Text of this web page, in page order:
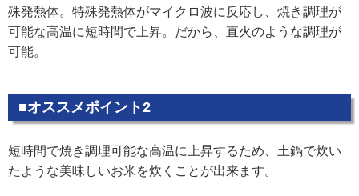
殊発熱体。特殊発熱体がマイクロ波に反応し、焼き調理が
可能な高温に短時間で上昇。だから、直火のような調理が
可能。
■オススメポイント2
短時間で焼き調理可能な高温に上昇するため、土鍋で炊い
たような美味しいお米を炊くことが出来ます。